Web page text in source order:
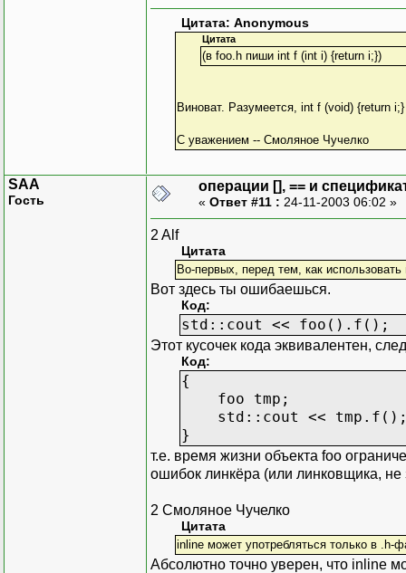
Цитата: Anonymous
Цитата
(в foo.h пиши int f (int i) {return i;})
Виноват. Разумеется, int f (void) {return i;}
С уважением -- Смоляное Чучелко
SAA
Гость
операции [], == и
« Ответ #11 : 24-11-2003 06:02 »
2 Alf
Цитата
Во-первых, перед тем, как
Вот здесь ты ошибаешься.
Код:
std::cout << foo().f();
Этот кусочек кода эквивалентен,
Код:
{
foo tmp;
std::cout <<
}
т.е. время жизни объекта foo
ошибок линкёра (или линковщика,
2 Смоляное Чучелко
Цитата
inline может употребляться только в .h-
Абсолютно точно уверен, что inline